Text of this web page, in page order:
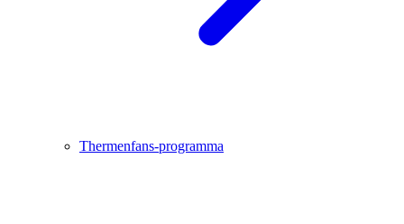
Thermenfans-programma